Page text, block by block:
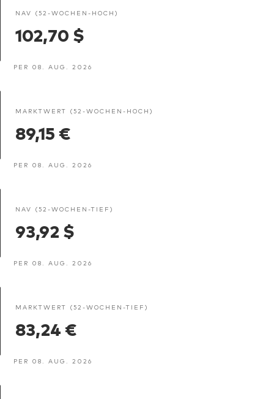
NAV (52-WOCHEN-HOCH)
102,70 $
PER 08. AUG. 2026
MARKTWERT (52-WOCHEN-HOCH)
89,15 €
PER 08. AUG. 2026
NAV (52-WOCHEN-TIEF)
93,92 $
PER 08. AUG. 2026
MARKTWERT (52-WOCHEN-TIEF)
83,24 €
PER 08. AUG. 2026